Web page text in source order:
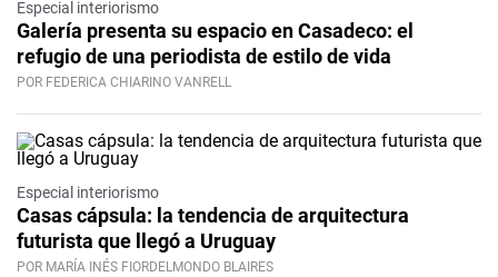
Especial interiorismo
Galería presenta su espacio en Casadeco: el
refugio de una periodista de estilo de vida
POR FEDERICA CHIARINO VANRELL
Especial interiorismo
Casas cápsula: la tendencia de arquitectura
futurista que llegó a Uruguay
POR MARÍA INÉS FIORDELMONDO BLAIRES